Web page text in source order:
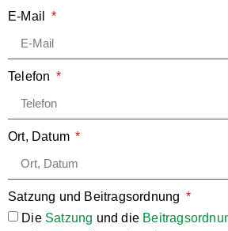
E-Mail
Telefon
Ort, Datum
Satzung und Beitragsordnung
Die Satzung und die